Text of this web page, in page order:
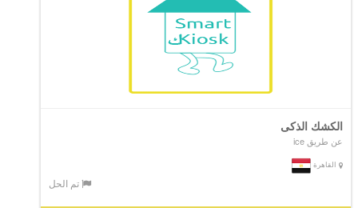
الكشك الذكى
عن طريق ice
القاهرة
تم الحل